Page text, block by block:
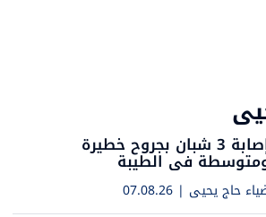
إصابة 3 شبان بجروح خطيرة
في الطيبة
حاج يحيى |
07.08.26